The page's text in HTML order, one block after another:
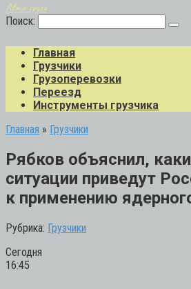
Авто-грузо
Поиск:
Главная
Грузчики
Грузоперевозки
Переезд
Инструменты грузчика
Главная » Грузчики
Рябков объяснил,
ситуации приведут
к применению
Рубрика: Грузчики
Сегодня
16:45